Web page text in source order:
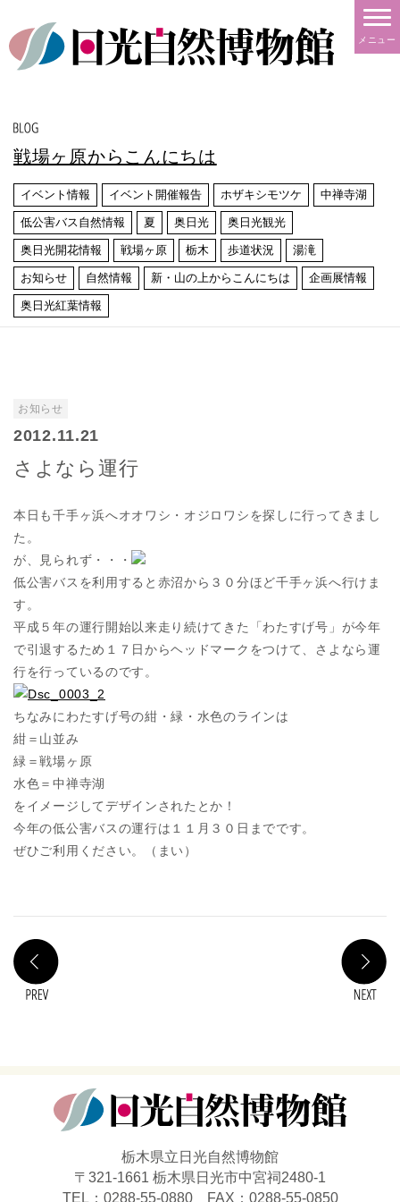
メニュー
戦場ヶ原からこんにちは
イベント情報 イベント開催報告 ホザキシモツケ 中禅寺湖
低公害バス自然情報 夏 奥日光 奥日光観光
奥日光開花情報 戦場ヶ原 栃木 歩道状況 湯滝
お知らせ 自然情報 新・山の上からこんにちは 企画展情報
奥日光紅葉情報
お知らせ
2012.11.21
さよなら運行
本日も千手ヶ浜へオオワシ・オジロワシを探しに行ってきまし
た。
が、見られず・・・
低公害バスを利用すると赤沼から３０分ほど千手ヶ浜へ行けま
す。
平成５年の運行開始以来走り続けてきた「わたすげ号」が今年
で引退するため１７日からヘッドマークをつけて、さよなら運
行を行っているのです。
ちなみにわたすげ号の紺・緑・水色のラインは
紺＝山並み
緑＝戦場ヶ原
水色＝中禅寺湖
をイメージしてデザインされたとか！
今年の低公害バスの運行は１１月３０日までです。
ぜひご利用ください。（まい）
栃木県立日光自然博物館
〒321-1661 栃木県日光市中宮祠2480-1
TEL：0288-55-0880 FAX：0288-55-0850